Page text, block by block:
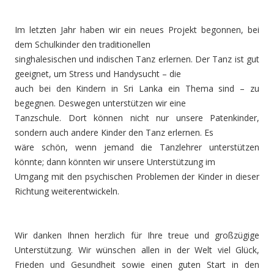
Im letzten Jahr haben wir ein neues Projekt begonnen, bei
dem Schulkinder den traditionellen
singhalesischen und indischen Tanz erlernen. Der Tanz ist gut
geeignet, um Stress und Handysucht – die
auch bei den Kindern in Sri Lanka ein Thema sind – zu
begegnen. Deswegen unterstützen wir eine
Tanzschule. Dort können nicht nur unsere Patenkinder,
sondern auch andere Kinder den Tanz erlernen. Es
wäre schön, wenn jemand die Tanzlehrer unterstützen
könnte; dann könnten wir unsere Unterstützung im
Umgang mit den psychischen Problemen der Kinder in dieser
Richtung weiterentwickeln.
Wir danken Ihnen herzlich für Ihre treue und großzügige
Unterstützung. Wir wünschen allen in der Welt viel Glück,
Frieden und Gesundheit sowie einen guten Start in den